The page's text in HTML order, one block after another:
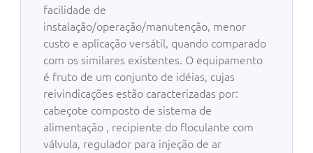
facilidade de
instalação/operação/manutenção, menor
custo e aplicação versátil, quando comparado
com os similares existentes. O equipamento
é fruto de um conjunto de idéias, cujas
reivindicações estão caracterizadas por:
cabeçote composto de sistema de
alimentação , recipiente do floculante com
válvula, regulador para injeção de ar